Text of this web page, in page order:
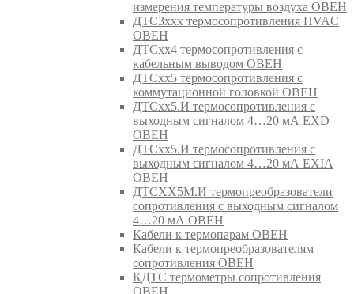
измерения температуры воздуха ОВЕН
ДТС3ххх термосопротивления HVAC
ОВЕН
ДТСхх4 термосопротивления с
кабельным выводом ОВЕН
ДТСхх5 термосопротивления с
коммутационной головкой ОВЕН
ДТСхх5.И термосопротивления с
выходным сигналом 4…20 мА EXD
ОВЕН
ДТСхх5.И термосопротивления с
выходным сигналом 4…20 мА EXIA
ОВЕН
ДТСХХ5М.И термопреобразователи
сопротивления с выходным сигналом
4…20 мА ОВЕН
Кабели к термопарам ОВЕН
Кабели к термопреобразователям
сопротивления ОВЕН
КДТС термометры сопротивления
ОВЕН